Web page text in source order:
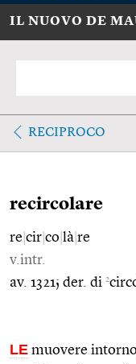
IL NUOVO DE
RECIPROCO
recircolare
re cir co là re
v.intr.
av. 1321; der. di 2
LE muovere